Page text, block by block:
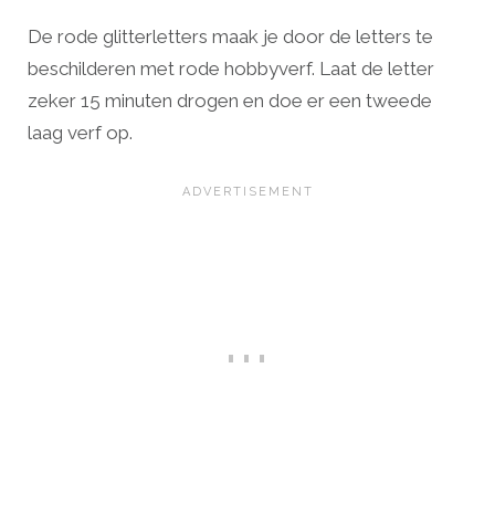
De rode glitterletters maak je door de letters te
beschilderen met rode hobbyverf. Laat de letter
zeker 15 minuten drogen en doe er een tweede
laag verf op.